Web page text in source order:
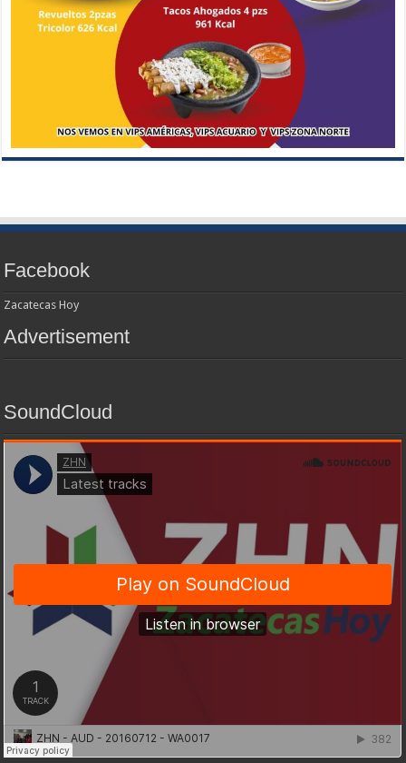
Facebook
Zacatecas Hoy
Advertisement
SoundCloud